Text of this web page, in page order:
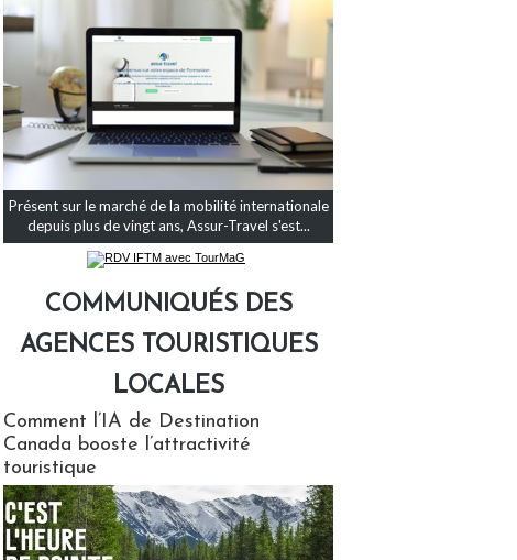
Présent sur le marché de la mobilité internationale
depuis plus de vingt ans, Assur-Travel s'est...
COMMUNIQUÉS DES
AGENCES TOURISTIQUES
LOCALES
Comment l’IA de Destination
Canada booste l’attractivité
touristique